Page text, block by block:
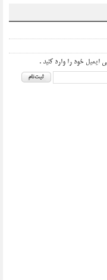
ایمیل خود را وارد کنید .